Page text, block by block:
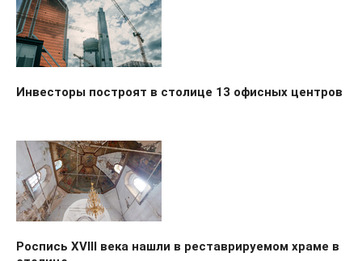
Инвесторы построят в столице 13 офисных центров
Роспись XVIII века нашли в реставрируемом храме в